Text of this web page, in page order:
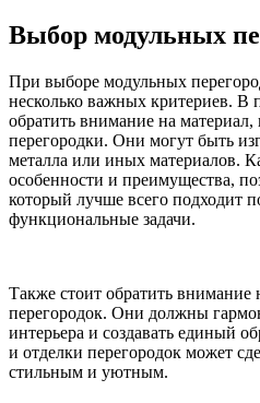
Выбор модульных
При выборе модульных
несколько важных критериев. В
обратить внимание на материал,
перегородки. Они могут быть
металла или иных материалов.
особенности и преимущества,
который лучше всего подходит
функциональные задачи.
Также стоит обратить
перегородок. Они должны
интерьера и создавать единый
и отделки перегородок может
стильным и уютным.